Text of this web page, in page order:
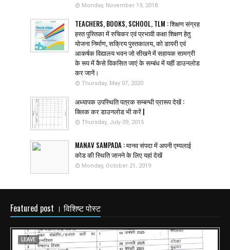
Monday, November 19, 2018
TEACHERS, BOOKS, SCHOOL, TLM : शिक्षण संग्रह
हस्त पुस्तिका में रुचिकर एवं प्रभावी कक्षा शिक्षण हेतु
योजना निर्माण, सक्रिय पुस्तकालय, को डायरी एवं
आकर्षक विद्यालय भवन जो सीखने में सहायक सामग्री
के रूप में कैसे विकसित जाएं के सम्बंध में यहीं डाउनलोड
कर जानें।
Thursday, May 07, 2020
अध्यापक उपस्थिति पत्रक सम्बन्धी प्रारूप देखें :
क्लिक कर डाउनलोड भी करें |
Thursday, July 09, 2015
MANAV SAMPADA : मानव संपदा में अपनी एम्पलाई
कोड की स्थिति जानने के लिए यहां देखें
Monday, October 21, 2019
Featured post । विशिष्ट पोस्ट
LEAVE